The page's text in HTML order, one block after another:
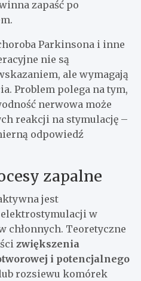
zapaść po
Parkinsona i inne
nie są
ale wymagają
Problem polega na tym,
nerwowa może
reakcji na stymulację –
odpowiedź
zapalne
jest
w
chłonnych. Teoretyczne
zwiększenia
i potencjalnego
rozsiewu komórek